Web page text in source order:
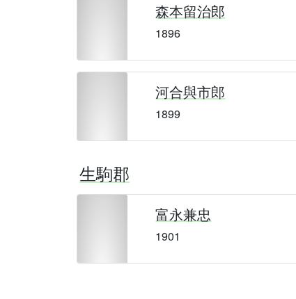
森本留治郎
1896
河合與市郎
1899
生駒郡
富永兼忠
1901